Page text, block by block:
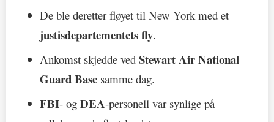
De ble deretter fløyet til New York med et
justisdepartementets fly.
Ankomst skjedde ved Stewart Air National
Guard Base samme dag.
FBI- og DEA-personell var synlige på